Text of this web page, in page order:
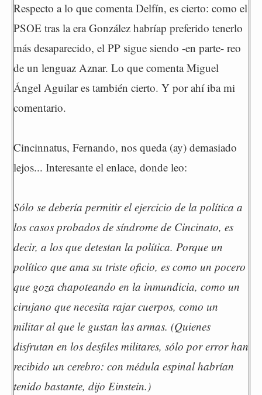
Respecto a lo que comenta Delfín, es cierto: como el
PSOE tras la era González habríap preferido tenerlo
más desaparecido, el PP sigue siendo -en parte- reo
de un lenguaz Aznar. Lo que comenta Miguel
Ángel Aguilar es también cierto. Y por ahí iba mi
comentario.
Cincinnatus, Fernando, nos queda (ay) demasiado
lejos... Interesante el enlace, donde leo:
Sólo se debería permitir el ejercicio de la política a
los casos probados de síndrome de Cincinato, es
decir, a los que detestan la política. Porque un
político que ama su triste oficio, es como un pocero
que goza chapoteando en la inmundicia, como un
cirujano que necesita rajar cuerpos, como un
militar al que le gustan las armas. (Quienes
disfrutan en los desfiles militares, sólo por error han
recibido un cerebro: con médula espinal habrían
tenido bastante, dijo Einstein.)